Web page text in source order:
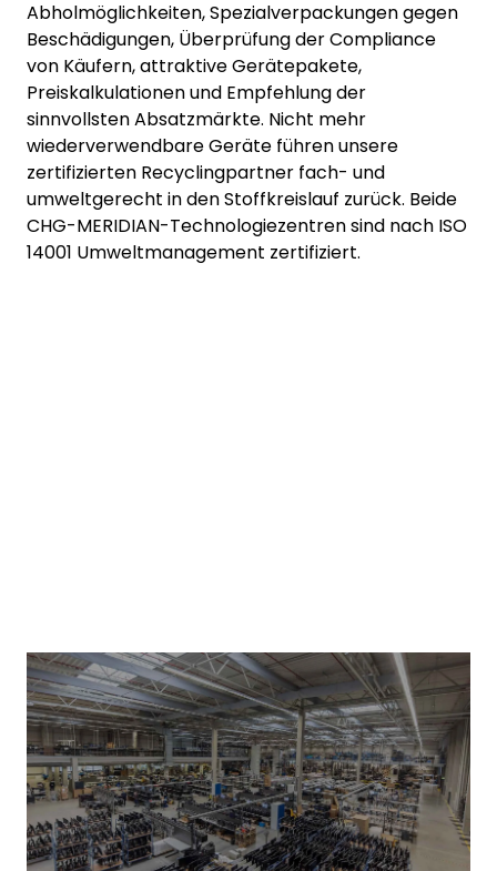
Abholmöglichkeiten, Spezialverpackungen gegen
Beschädigungen, Überprüfung der Compliance
von Käufern, attraktive Gerätepakete,
Preiskalkulationen und Empfehlung der
sinnvollsten Absatzmärkte. Nicht mehr
wiederverwendbare Geräte führen unsere
zertifizierten Recyclingpartner fach- und
umweltgerecht in den Stoffkreislauf zurück. Beide
CHG-MERIDIAN-Technologiezentren sind nach ISO
14001 Umweltmanagement zertifiziert.